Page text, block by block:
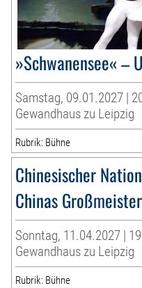
»Schwanensee« –
Samstag, 09.01.2027 |
Gewandhaus zu Leipzig
Rubrik: Bühne
Chinesischer
Chinas
Sonntag, 11.04.2027 |
Gewandhaus zu Leipzig
Rubrik: Bühne